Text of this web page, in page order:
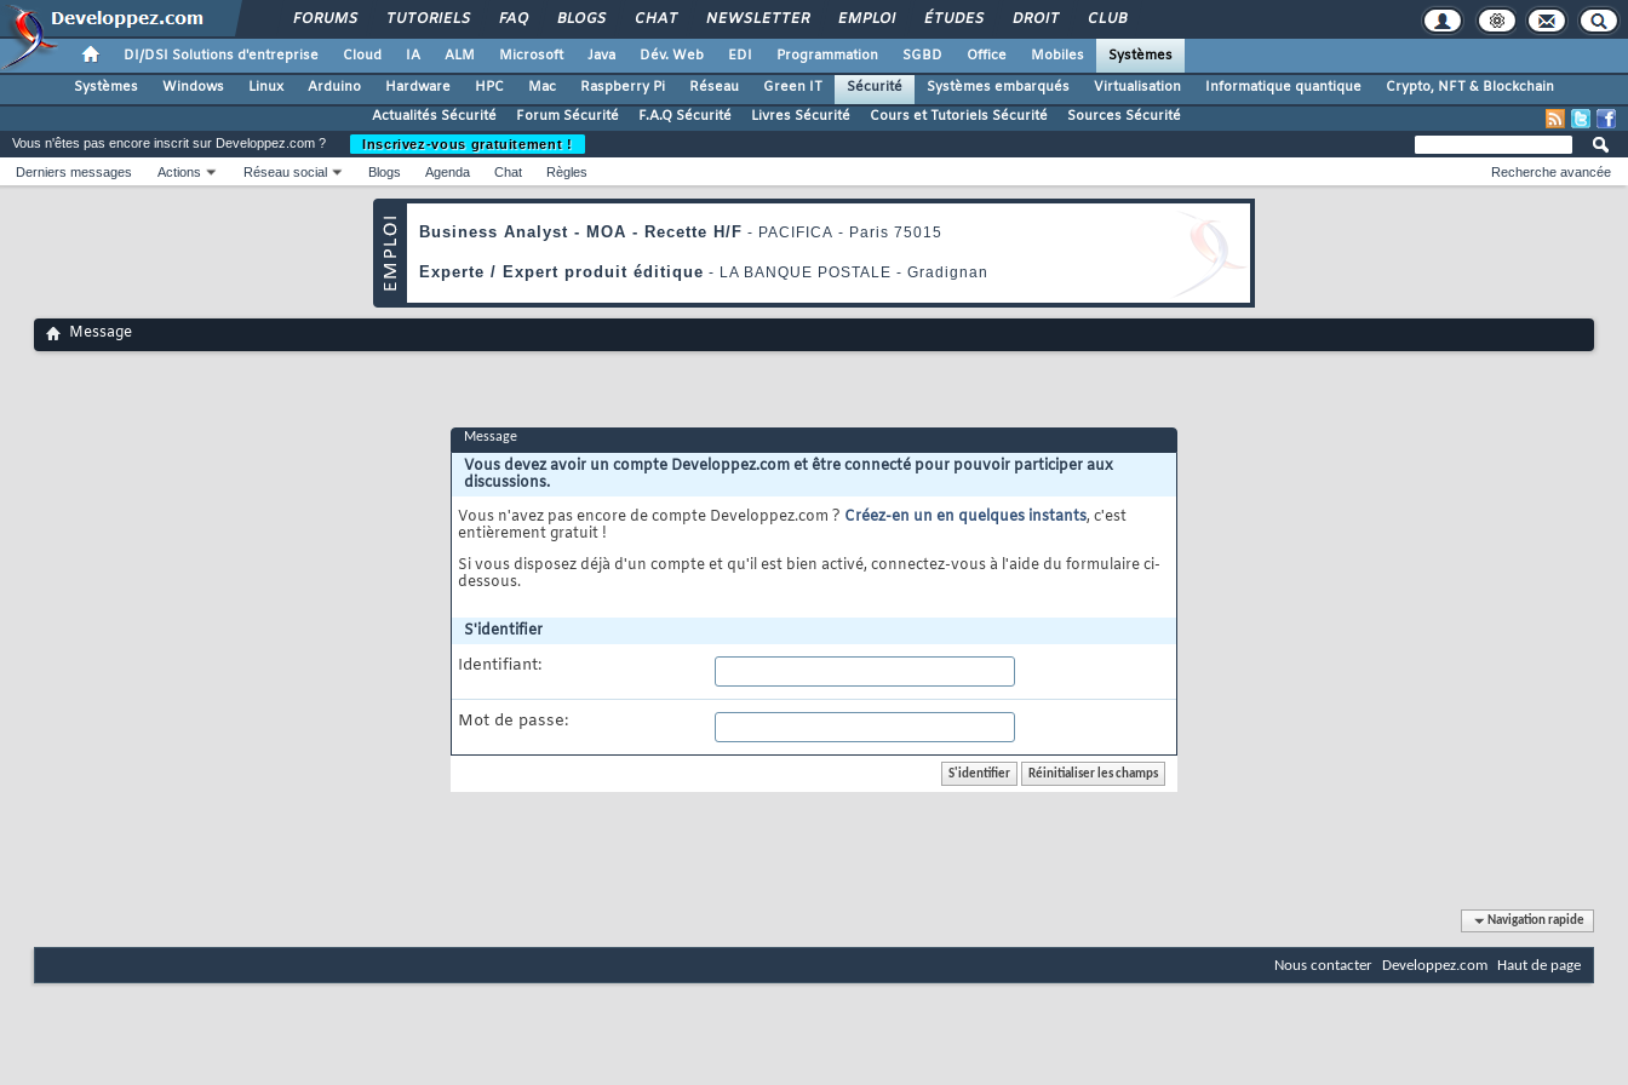
FORUMS TUTORIELS FAQ BLOGS CHAT NEWSLETTER EMPLOI ÉTUDES DROIT CLUB
DI/DSI Solutions d'entreprise Cloud IA ALM Microsoft Java Dév. Web EDI Programmation SGBD Office Mobiles
Systèmes
Systèmes
Windows Linux Arduino Hardware HPC Mac Raspberry Pi Réseau Green IT Sécurité Systèmes embarqués Virtualisation Informatique quantique
Crypto, NFT & Blockchain
Actualités Sécurité
Forum Sécurité F.A.Q Sécurité Livres Sécurité Cours et Tutoriels Sécurité Sources Sécurité
Vous n'êtes pas encore inscrit sur Developpez.com ?
Inscrivez-vous gratuitement !
Derniers messages
Actions Réseau social Blogs Agenda Chat Règles Recherche avancée
Message
Message
Vous devez avoir un compte Developpez.com et être connecté pour pouvoir participer aux
discussions.
Vous n'avez pas encore de compte Developpez.com ? Créez-en un en quelques instants, c'est
entièrement gratuit !
Si vous disposez déjà d'un compte et qu'il est bien activé, connectez-vous à l'aide du formulaire ci-
dessous.
S'identifier
Identifiant:
Mot de passe:
Navigation rapide
Nous contacter Developpez.com Haut de page